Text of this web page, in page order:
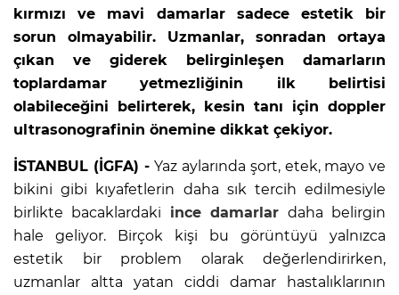
kırmızı ve mavi damarlar sadece estetik bir
sorun olmayabilir. Uzmanlar, sonradan ortaya
çıkan ve giderek belirginleşen damarların
toplardamar yetmezliğinin ilk belirtisi
olabileceğini belirterek, kesin tanı için doppler
ultrasonografinin önemine dikkat çekiyor.
İSTANBUL (İGFA) -Yaz aylarında şort, etek, mayo ve
bikini gibi kıyafetlerin daha sık tercih edilmesiyle
birlikte bacaklardaki ince damarlar daha belirgin
hale geliyor. Birçok kişi bu görüntüyü yalnızca
estetik bir problem olarak değerlendirirken,
uzmanlar altta yatan ciddi damar hastalıklarının